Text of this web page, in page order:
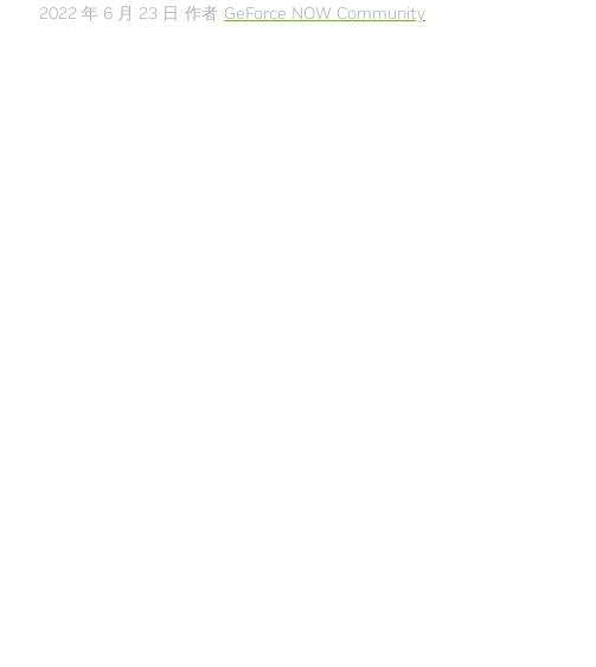
2022 年 6 月 23 日 作者 GeForce NOW Community